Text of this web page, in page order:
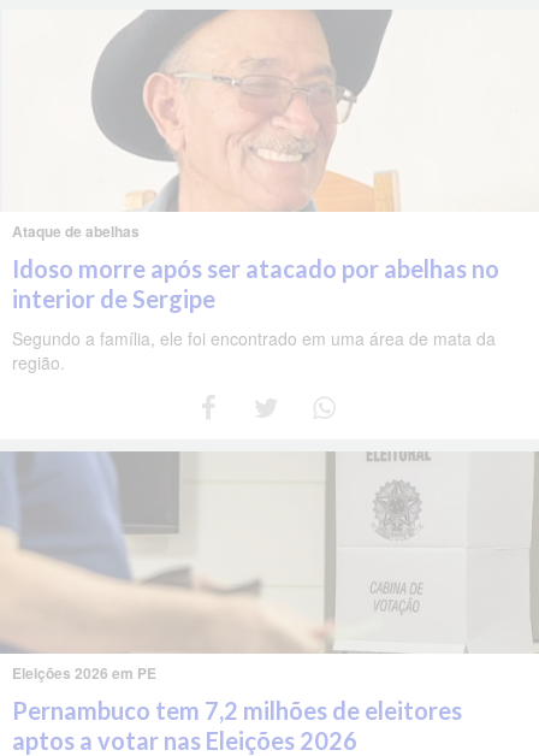
Ataque de abelhas
Idoso morre após ser atacado por abelhas no
interior de Sergipe
Segundo a família, ele foi encontrado em uma área de mata da
região.
Eleições 2026 em PE
Pernambuco tem 7,2 milhões de eleitores
aptos a votar nas Eleições 2026